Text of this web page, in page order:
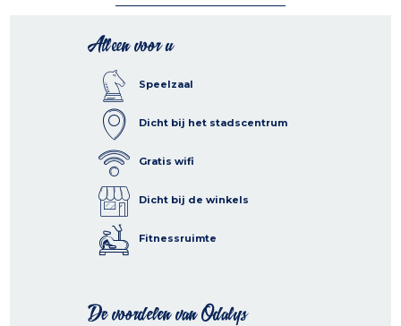
Alleen voor u
Speelzaal
Dicht bij het stadscentrum
Gratis wifi
Dicht bij de winkels
Fitnessruimte
De voordelen van Odalys